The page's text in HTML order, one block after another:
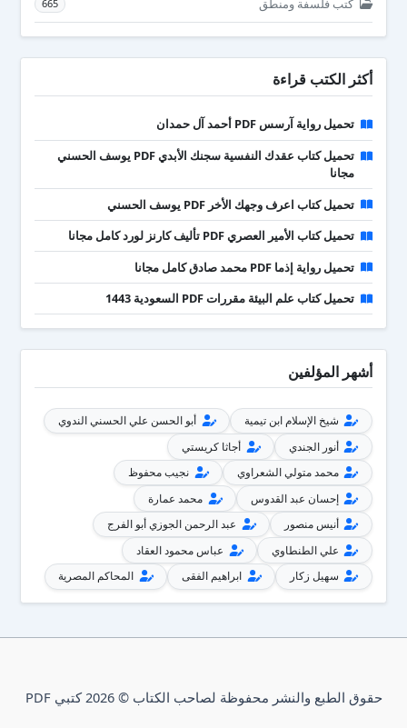
كتب فلسفة ومنطق 665
أكثر الكتب قراءة
تحميل رواية آرسس PDF أحمد آل حمدان
تحميل كتاب عقدك النفسية سجنك الأبدي PDF يوسف الحسني
مجانا
تحميل كتاب اعرف وجهك الأخر PDF يوسف الحسني
تحميل كتاب الأمير العصري PDF تأليف كارنز لورد كامل مجانا
تحميل رواية إذما PDF محمد صادق كامل مجانا
تحميل كتاب علم البيئة مقررات PDF السعودية 1443
أشهر المؤلفين
شيخ الإسلام ابن تيمية
أبو الحسن علي الحسني الندوي
أنور الجندي
أجاثا كريستي
محمد متولي الشعراوي
نجيب محفوظ
إحسان عبد القدوس
محمد عمارة
أنيس منصور
عبد الرحمن الجوزي أبو الفرج
علي الطنطاوي
عباس محمود العقاد
سهيل زكار
ابراهيم الفقى المحاكم المصرية
حقوق الطبع والنشر محفوظة لصاحب الكتاب © 2026 كتبي PDF